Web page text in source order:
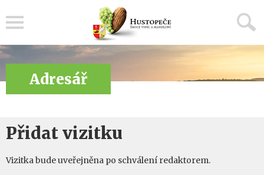
Adresář
Přidat vizitku
Vizitka bude uveřejněna po schválení redaktorem.